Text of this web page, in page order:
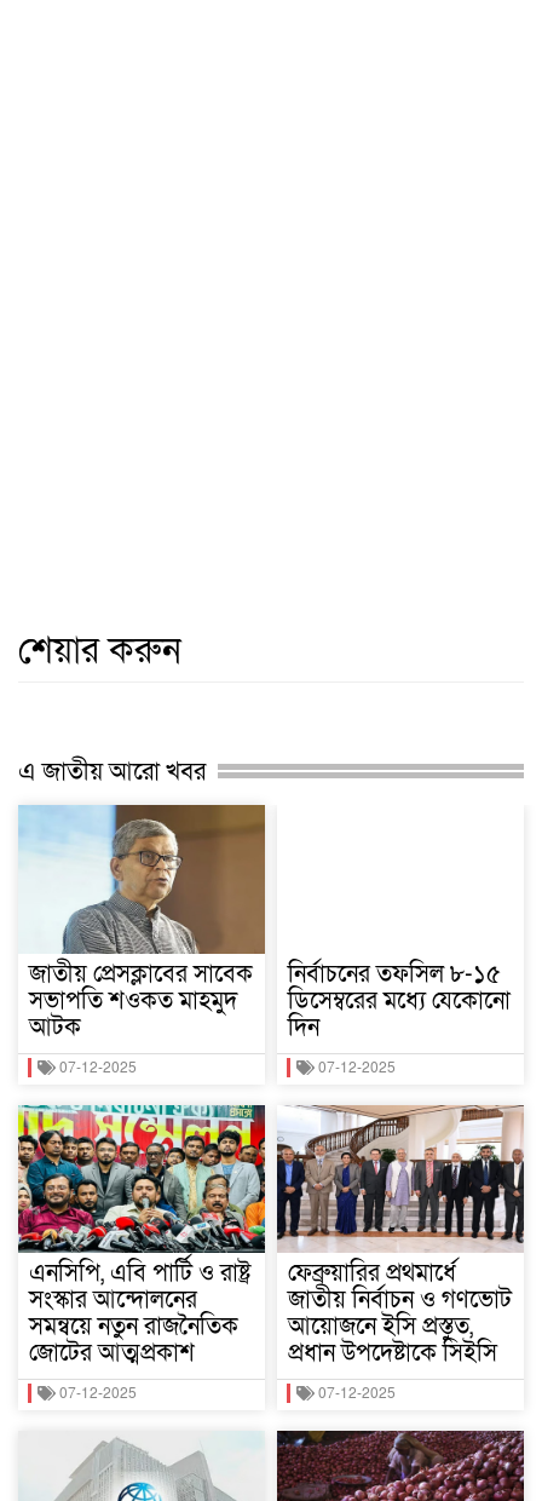
শেয়ার করুন
এ জাতীয় আরো খবর
জাতীয় প্রেসক্লাবের সাবেক
সভাপতি শওকত মাহমুদ
আটক
07-12-2025
এনসিপি, এবি পার্টি ও রাষ্ট্র
সংস্কার আন্দোলনের
সমন্বয়ে নতুন রাজনৈতিক
জোটের আত্মপ্রকাশ
07-12-2025
নির্বাচনের তফসিল ৮-১৫
ডিসেম্বরের মধ্যে যেকোনো
দিন
07-12-2025
ফেব্রুয়ারির প্রথমার্ধে
জাতীয় নির্বাচন ও গণভোট
আয়োজনে ইসি প্রস্তুত,
প্রধান উপদেষ্টাকে সিইসি
07-12-2025